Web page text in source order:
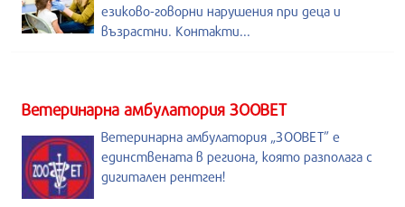
езиково-говорни нарушения при деца и
възрастни. Контакти...
Ветеринарна амбулатория ЗООВЕТ
Ветеринарна амбулатория „ЗООВЕТ” е
единствената в региона, която разполага с
дигитален рентген!